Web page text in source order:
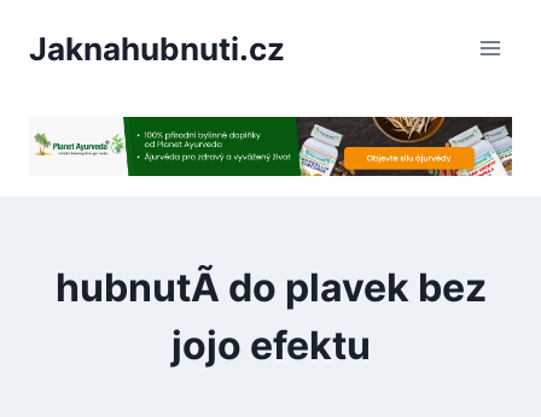
Jaknahubnuti.cz
hubnutÃ­ do plavek bez
jojo efektu